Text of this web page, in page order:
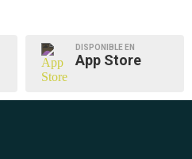
DISPONIBLE EN
App Store